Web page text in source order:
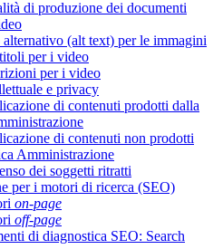
di produzione dei documenti
alternativo (alt text) per le immagini
per i video
per i video
e privacy
di contenuti prodotti dalla
di contenuti non prodotti
Amministrazione
dei soggetti ritratti
per i motori di ricerca (SEO)
on-page
off-page
di diagnostica SEO: Search